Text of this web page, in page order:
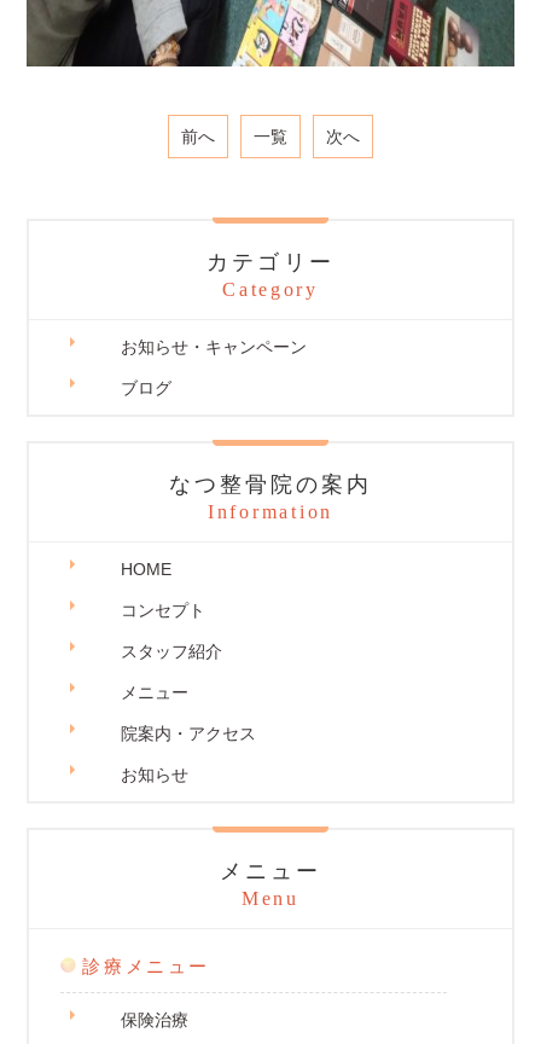
前へ 一覧 次へ
カテゴリー
Category
お知らせ・キャンペーン
ブログ
なつ整骨院の案内
Information
HOME
コンセプト
スタッフ紹介
メニュー
院案内・アクセス
お知らせ
メニュー
Menu
診療メニュー
保険治療